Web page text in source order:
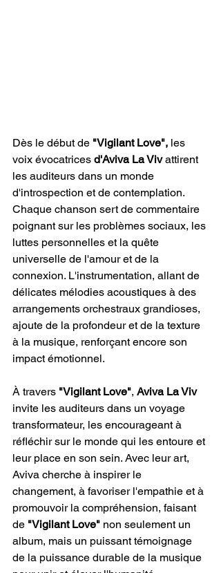
Dès le début de "Vigilant Love", les
voix évocatrices d'Aviva La Viv attirent
les auditeurs dans un monde
d'introspection et de contemplation.
Chaque chanson sert de commentaire
poignant sur les problèmes sociaux, les
luttes personnelles et la quête
universelle de l'amour et de la
connexion. L'instrumentation, allant de
délicates mélodies acoustiques à des
arrangements orchestraux grandioses,
ajoute de la profondeur et de la texture
à la musique, renforçant encore son
impact émotionnel.
À travers "Vigilant Love", Aviva La Viv
invite les auditeurs dans un voyage
transformateur, les encourageant à
réfléchir sur le monde qui les entoure et
leur place en son sein. Avec leur art,
Aviva cherche à inspirer le
changement, à favoriser l'empathie et à
promouvoir la compréhension, faisant
de "Vigilant Love" non seulement un
album, mais un puissant témoignage
de la puissance durable de la musique